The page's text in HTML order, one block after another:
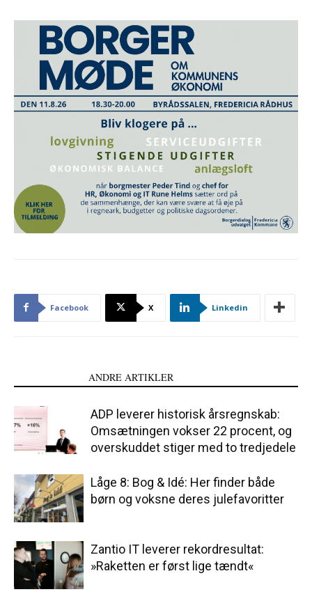
Facebook X Linkedin
ANDRE ARTIKLER
ADP leverer historisk årsregnskab:
Omsætningen vokser 22 procent, og
overskuddet stiger med to tredjedele
Låge 8: Bog & Idé: Her finder både
børn og voksne deres julefavoritter
Zantio IT leverer rekordresultat:
»Raketten er først lige tændt«